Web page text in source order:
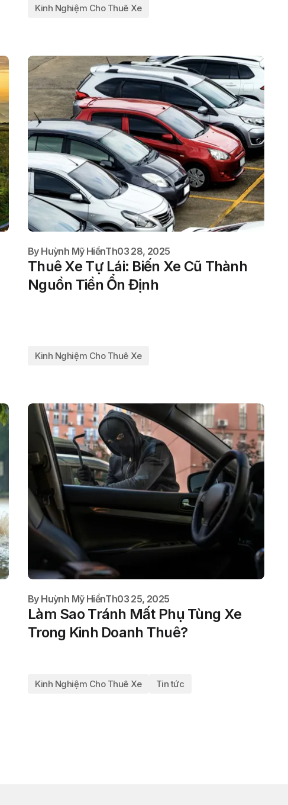
Kinh Nghiệm Cho Thuê Xe
By Huỳnh Mỹ HiềnTh03 28, 2025
Thuê Xe Tự Lái: Biến Xe Cũ Thành
Nguồn Tiền Ổn Định
Kinh Nghiệm Cho Thuê Xe
By Huỳnh Mỹ HiềnTh03 25, 2025
Làm Sao Tránh Mất Phụ Tùng Xe
Trong Kinh Doanh Thuê?
Kinh Nghiệm Cho Thuê Xe Tin tức